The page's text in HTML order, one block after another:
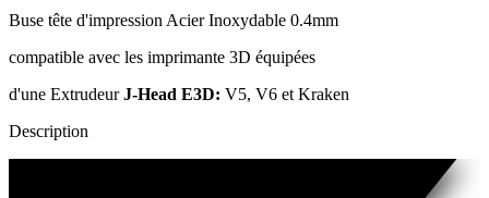
Buse tête d'impression Acier Inoxydable 0.4mm
compatible avec les imprimante 3D équipées
d'une ExtrudeurJ-Head E3D: V5, V6 et Kraken
Description